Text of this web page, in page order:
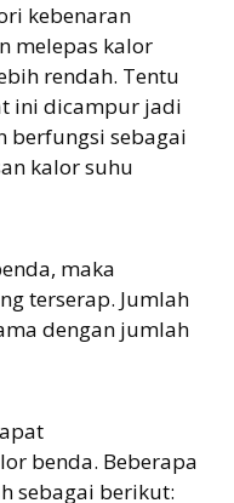
kebenaran
melepas kalor
rendah. Tentu
ini dicampur jadi
berfungsi sebagai
kalor suhu
maka
terserap. Jumlah
dengan jumlah
benda. Beberapa
sebagai berikut: